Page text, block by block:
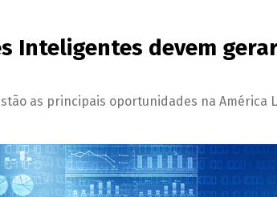
Inteligentes devem
as principais oportunidades na América